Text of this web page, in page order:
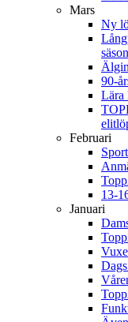
Mars
Ny
90-
Lära
Februari
13-
Januari